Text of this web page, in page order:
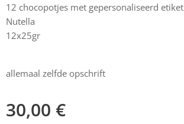
12 chocopotjes met gepersonaliseerd etiket
Nutella
12x25gr
allemaal zelfde opschrift
30,00 €